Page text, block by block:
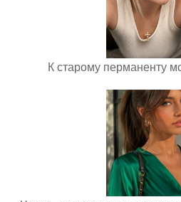
К старому перманенту